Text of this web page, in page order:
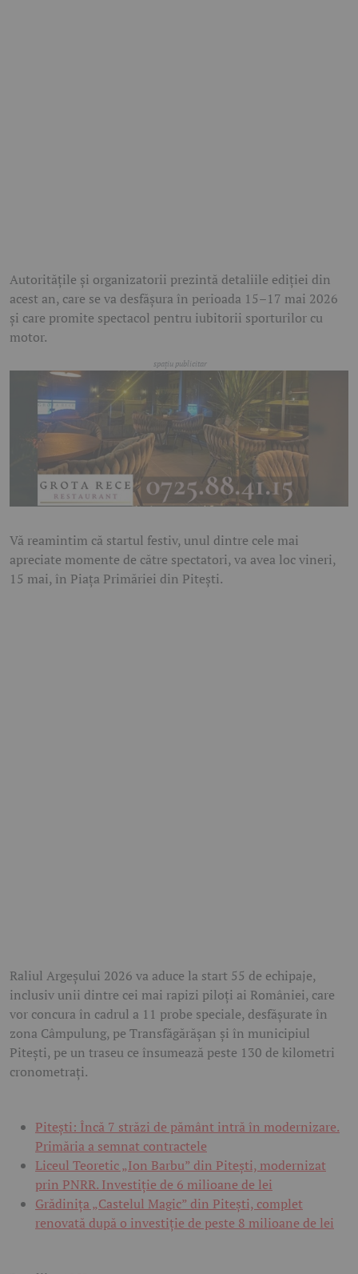
Autoritățile și organizatorii prezintă detaliile ediției din
acest an, care se va desfășura în perioada 15–17 mai 2026
și care promite spectacol pentru iubitorii sporturilor cu
motor.
Vă reamintim că startul festiv, unul dintre cele mai
apreciate momente de către spectatori, va avea loc vineri,
15 mai, în Piața Primăriei din Pitești.
Raliul Argeșului 2026 va aduce la start 55 de echipaje,
inclusiv unii dintre cei mai rapizi piloți ai României, care
vor concura în cadrul a 11 probe speciale, desfășurate în
zona Câmpulung, pe Transfăgărășan și în municipiul
Pitești, pe un traseu ce însumează peste 130 de kilometri
cronometrați.
Pitești: Încă 7 străzi de pământ intră în modernizare.
Primăria a semnat contractele
Liceul Teoretic „Ion Barbu” din Pitești, modernizat
prin PNRR. Investiție de 6 milioane de lei
Grădinița „Castelul Magic” din Pitești, complet
renovată după o investiție de peste 8 milioane de lei